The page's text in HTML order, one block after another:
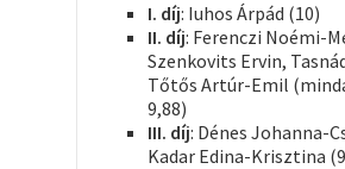
I. díj: Iuhos Árpád (10)
II. díj: Ferenczi Noémi-
Szenkovits Ervin,
Tőtős Artúr-Emil
9,88)
III. díj: Dénes Johanna-
Kadar Edina-Krisztina